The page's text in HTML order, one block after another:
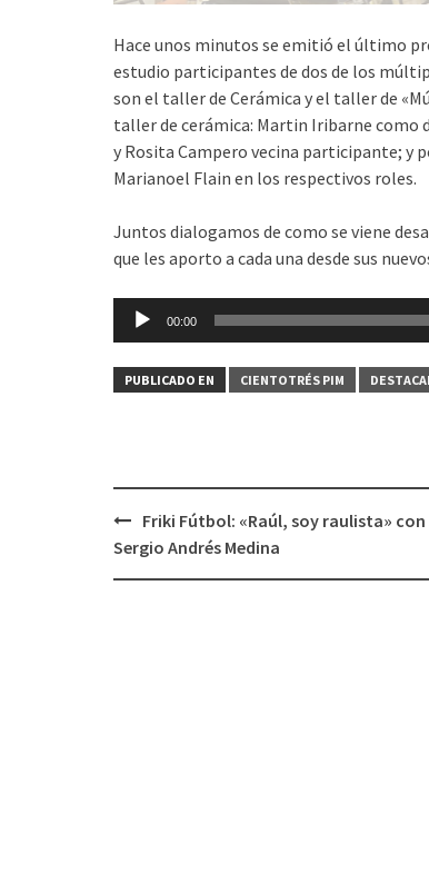
Hace unos minutos se emitió el último
estudio participantes de dos de los
son el taller de Cerámica y el taller de
taller de cerámica: Martin Iribarne como
y Rosita Campero vecina participante; y
Marianoel Flain en los respectivos roles.
Juntos dialogamos de como se viene
que les aporto a cada una desde sus
Reproductor
audio
00:00
PUBLICADO EN CIENTOTRÉS PIM
Navegación
Friki Fútbol: «Raúl, soy raulista»
Sergio Andrés Medina